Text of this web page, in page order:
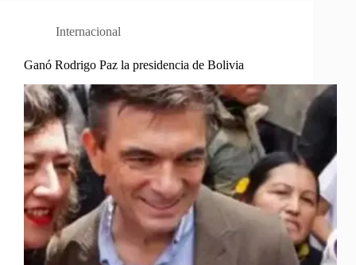
Internacional
Ganó Rodrigo Paz la presidencia de Bolivia